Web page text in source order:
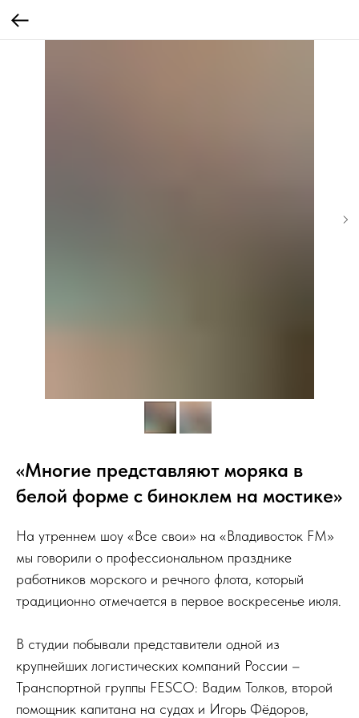
«Многие представляют моряка в
белой форме с биноклем на мостике»
На утреннем шоу «Все свои» на «Владивосток FM»
мы говорили о профессиональном празднике
работников морского и речного флота, который
традиционно отмечается в первое воскресенье июля.
В студии побывали представители одной из
крупнейших логистических компаний России –
Транспортной группы FESCO: Вадим Толков, второй
помощник капитана на судах и Игорь Фёдоров,